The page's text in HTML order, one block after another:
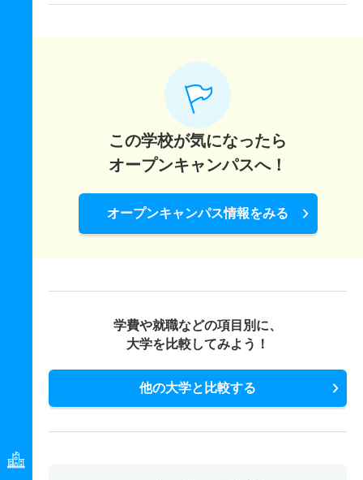
この学校が気になったら
オープンキャンパスへ！
オープンキャンパス情報をみる
学費や就職などの項目別に、
大学を比較してみよう！
他の大学と比較する